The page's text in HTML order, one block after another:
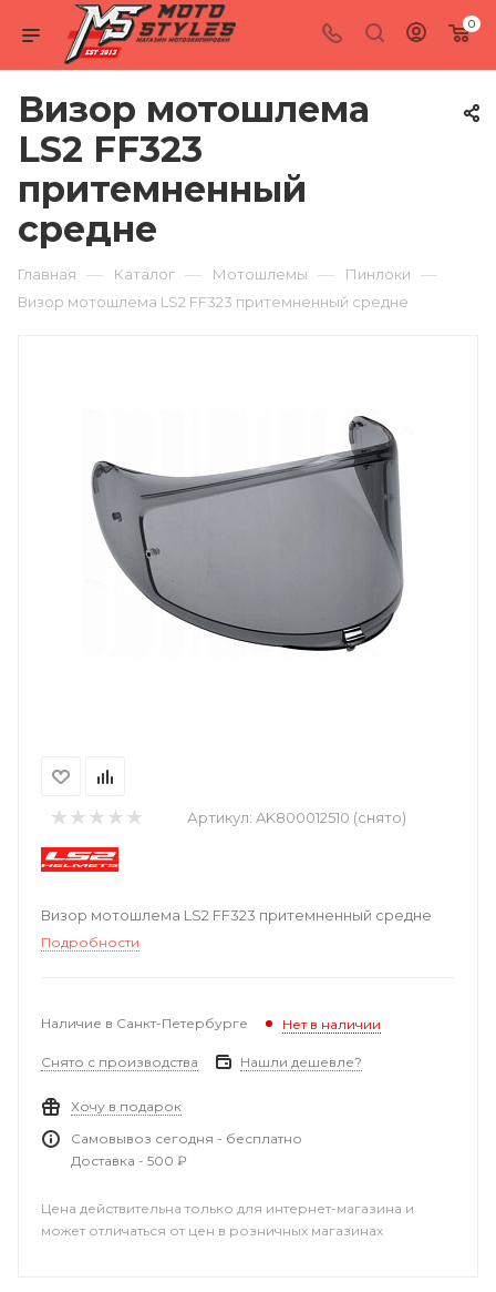
0
Визор мотошлема
LS2 FF323
притемненный
средне
Главная — Каталог — Мотошлемы — Пинлоки —
Визор мотошлема LS2 FF323 притемненный средне
Артикул: AK800012510 (снято)
Визор мотошлема LS2 FF323 притемненный средне
Подробности
Наличие в Санкт-Петербурге Нет в наличии
Снято с производства Нашли дешевле?
Хочу в подарок
Самовывоз сегодня - бесплатно
Доставка - 500 ₽
Цена действительна только для интернет-магазина и
может отличаться от цен в розничных магазинах